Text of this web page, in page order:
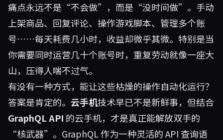
痛点永远不是“不会做”，而是“没时间做”。手动
上架商品、回复评论、操作游戏脚本、管理多个账
号……每天耗费几小时，收益却微乎其微。特别是当
你需要同时运营几十个账号时，重复劳动就像一座大
山，压得人喘不过气。
有没有一种方式，能让这些枯燥的操作自动化运行？
答案是肯定的。 云手机技术早已不是新鲜事，但结合
GraphQL API 的云手机，才是真正能解放双手的
“核武器”。GraphQL 作为一种灵活的 API 查询语